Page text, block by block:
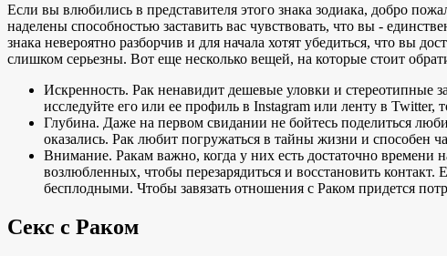
Если вы влюбились в представителя этого знака зодиака, добро
наделены способностью заставить вас чувствовать, что вы -
знака невероятно разборчив и для начала хотят убедиться, что вы
слишком серьезны. Вот еще несколько вещей, на которые стоит
Искренность. Рак ненавидит дешевые уловки и стереотипные
исследуйте его или ее профиль в Instagram или ленту в
Глубина. Даже на первом свидании не бойтесь поделиться
оказались. Рак любит погружаться в тайны жизни и способен
Внимание. Ракам важно, когда у них есть достаточно
возлюбленных, чтобы перезарядиться и восстановить
бесплодными. Чтобы завязать отношения с Раком придется
Секс с Раком